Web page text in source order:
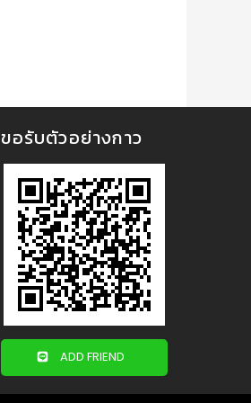
ขอรับตัวอย่างกาว
ADD FRIEND